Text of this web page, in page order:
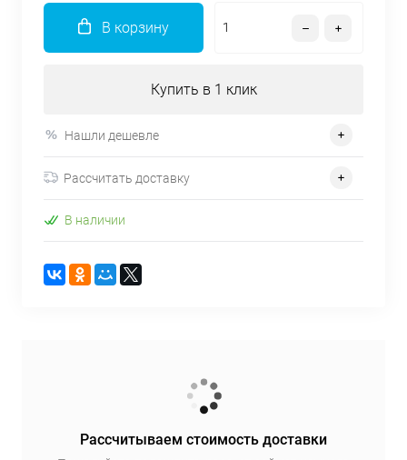
В корзину
Купить в 1 клик
Нашли дешевле
Рассчитать доставку
В наличии
Рассчитываем стоимость доставки